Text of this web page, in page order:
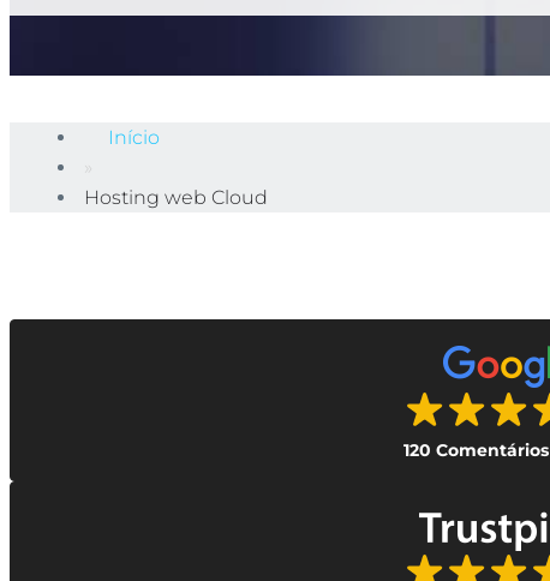
Início
»
Hosting web Cloud
120 Comentários